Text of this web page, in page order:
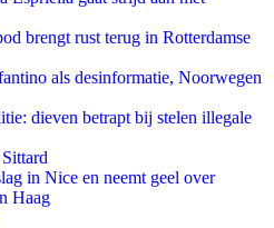
brengt rust terug in Rotterdamse
als desinformatie, Noorwegen
dieven betrapt bij stelen illegale
in Nice en neemt geel over
Haag